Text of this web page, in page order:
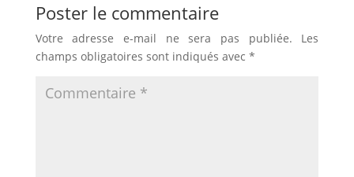
Poster le commentaire
Votre adresse e-mail ne sera pas publiée.
Les
champs obligatoires sont indiqués avec *